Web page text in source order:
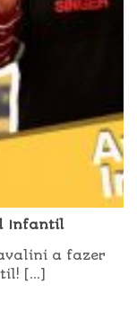
Infantil
a fazer
[...]